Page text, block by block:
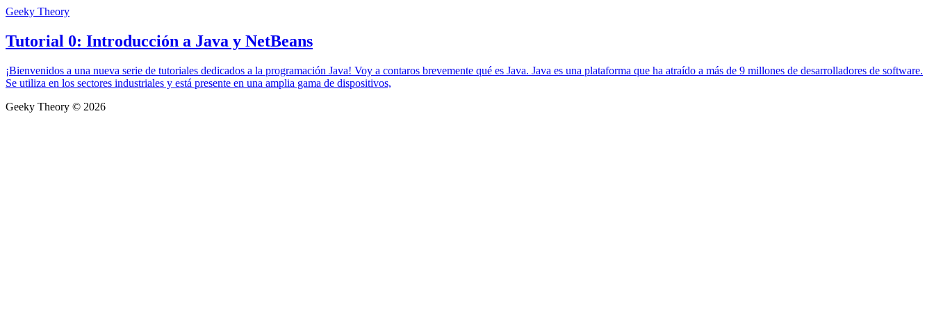
Geeky Theory
Tutorial 0: Introducción a Java y NetBeans
¡Bienvenidos a una nueva serie de tutoriales dedicados a la programación Java! Voy a contaros brevemente qué es Java. Java es una plataforma que ha atraído a más de 9 millones de desarrolladores de software.
Se utiliza en los sectores industriales y está presente en una amplia gama de dispositivos,
Geeky Theory © 2026